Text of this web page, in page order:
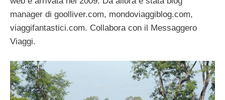
manager di goolliver.com, mondoviaggiblog.com,
viaggifantastici.com. Collabora con il Messaggero
Viaggi.